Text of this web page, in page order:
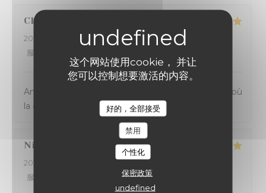
这个网站使用cookie， 并让
您可以控制想要激活的内容。
好的，全部接受
禁用
个性化
保密政策
undefined
Charlène
2024-03-13
- 21:00 - 来宾 2
服务
Ambiance et service sympathique dans ce bistrot où
la cuisine sicilienne est goûteuse et joyeuse.
Nicolas
2024-03-14
- 20:45 - 来宾 4
服务
5/5 质价比